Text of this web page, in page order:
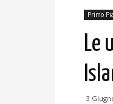
Primo
Le
3